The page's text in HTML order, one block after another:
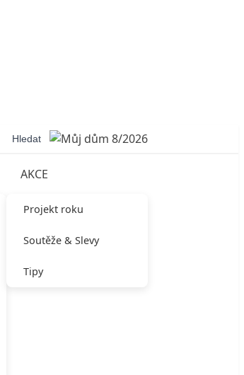
AKCE
Projekt roku
Soutěže & Slevy
Tipy